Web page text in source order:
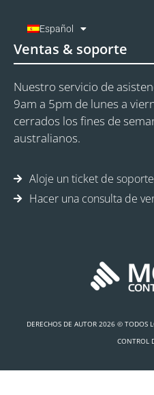
Español
Ventas & soporte
Nuestro servicio de
9am a 5pm de lunes a
cerrados los fines de
australianos.
Aloje un ticket de soporte
Hacer una consulta de
DERECHOS DE AUTOR 2026 © TODOS
CONTROL